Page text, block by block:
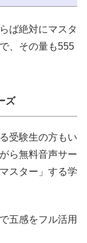
ば絶対にマスタ
、その量も555
ズ
受験生の方もい
ら無料音声サー
スター」する学
五感をフル活用